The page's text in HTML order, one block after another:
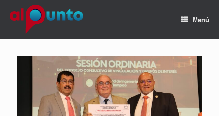
Menú